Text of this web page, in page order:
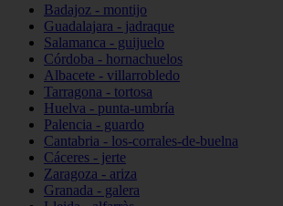
Badajoz - montijo
Guadalajara - jadraque
Salamanca - guijuelo
Córdoba - hornachuelos
Albacete - villarrobledo
Tarragona - tortosa
Huelva - punta-umbría
Palencia - guardo
Cantabria - los-corrales-de-buelna
Cáceres - jerte
Zaragoza - ariza
Granada - galera